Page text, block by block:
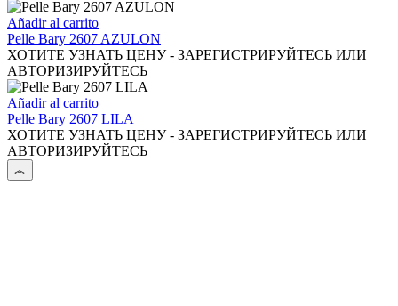
Añadir al carrito
Pelle Bary 2607 AZULON
ХОТИТЕ УЗНАТЬ ЦЕНУ - ЗАРЕГИСТРИРУЙТЕСЬ ИЛИ
АВТОРИЗИРУЙТЕСЬ
Añadir al carrito
Pelle Bary 2607 LILA
ХОТИТЕ УЗНАТЬ ЦЕНУ - ЗАРЕГИСТРИРУЙТЕСЬ ИЛИ
АВТОРИЗИРУЙТЕСЬ